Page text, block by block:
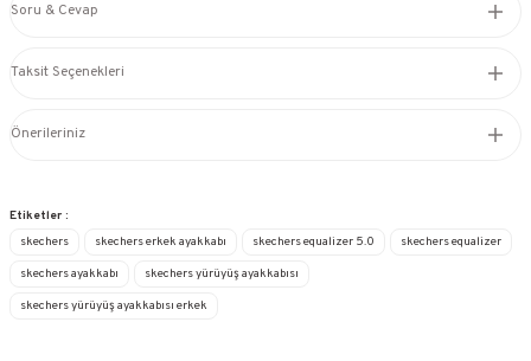
Soru & Cevap
Taksit Seçenekleri
Önerileriniz
Etiketler :
skechers
skechers erkek ayakkabı skechers equalizer 5.0 skechers equalizer
skechers ayakkabı skechers yürüyüş ayakkabısı
skechers yürüyüş ayakkabısı erkek